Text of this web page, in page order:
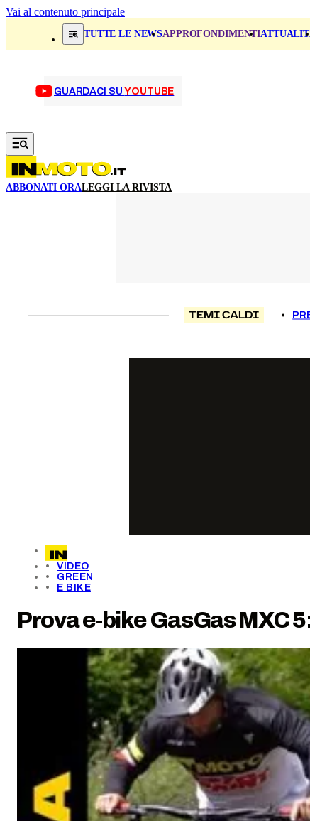
Vai al contenuto principale
TUTTE LE NEWSAPPROFONDIMENTI
GUARDACI SUYOUTUBE
ABBONATI ORALEGGI LA RIVISTA
TEMI CALDI
VIDEO
GREEN
E BIKE
Prova e-bike GasGas MXC